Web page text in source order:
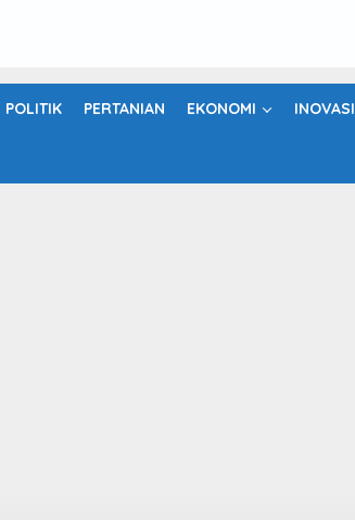
POLITIK PERTANIAN EKONOMI INOVASI